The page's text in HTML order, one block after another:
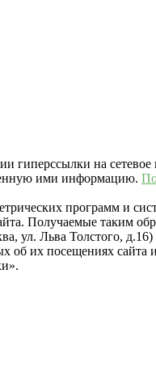
гиперссылки на
ими информацию.
программ и
Получаемые таким
ул. Льва Толстого,
их посещениях